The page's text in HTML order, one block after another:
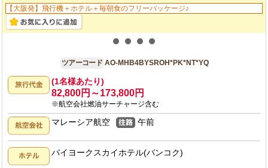
【大阪発】飛行機＋ホテル＋毎朝食のフリーパッケージ♪
ツアーコード AO-MHB4BYSROH*PK*NT*YQ
(1名様あたり)
82,800円～173,800円
※航空会社燃油サーチャージ含む
マレーシア航空 午前
バイヨークスカイホテル(バンコク)